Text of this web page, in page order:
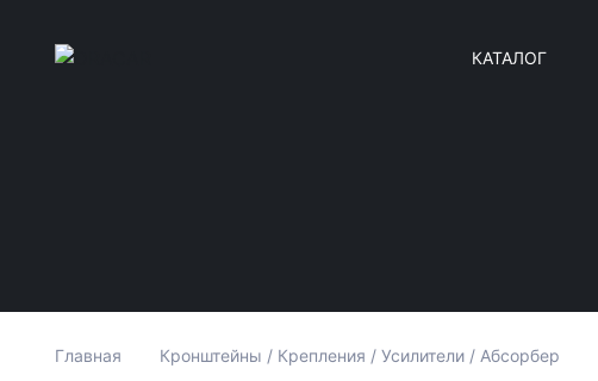
КАТАЛОГ
Главная Кронштейны / Крепления / Усилители / Абсорбер